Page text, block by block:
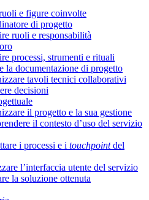
e figure coinvolte
di progetto
ruoli e responsabilità
processi, strumenti e rituali
la documentazione di progetto
tavoli tecnici collaborativi
decisioni
il progetto e la sua gestione
il contesto d’uso del servizio
i processi e i touchpointdel
l’interfaccia utente del servizio
la soluzione ottenuta